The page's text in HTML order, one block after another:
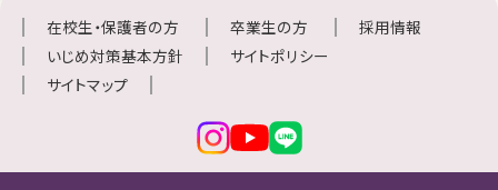
在校生・保護者の方 卒業生の方
採用情報
いじめ対策基本方針
サイトポリシー
サイトマップ